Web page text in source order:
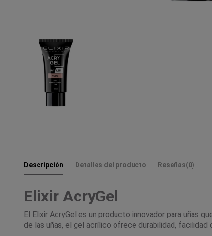
Descripción Detalles del producto Reseñas(0)
Elixir AcryGel
El Elixir AcryGel es un producto innovador para uñas
de las uñas, el gel acrílico ofrece durabilidad, facilidad